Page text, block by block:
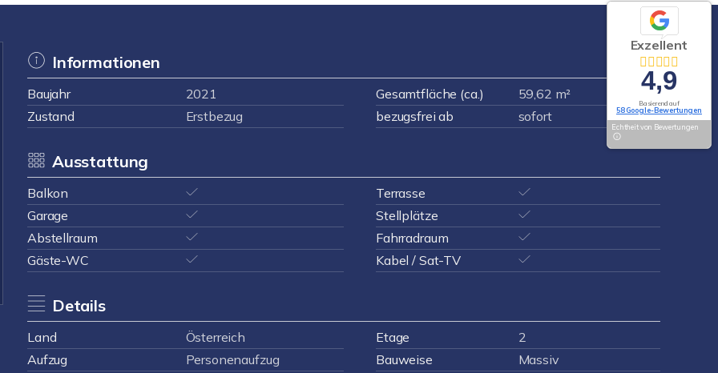
Informationen
Baujahr 2021 Gesamtfläche (ca.)
59,62 m²
Zustand
Erstbezug bezugsfrei ab sofort
Ausstattung
Balkon
Terrasse
Garage
Stellplätze
Abstellraum
Fahrradraum
Gäste-WC
Kabel / Sat-TV
Details
Land Österreich Etage
2
Aufzug
Personenaufzug Bauweise Massiv
Exzellent
4,9
Basierend auf
58 Google-Bewertungen
Echtheit von Bewertungen